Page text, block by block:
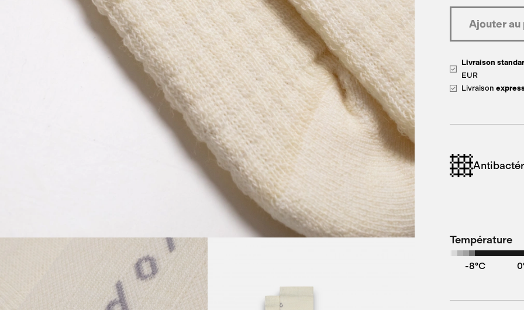
Livraison
EUR
Livraison
Température
-8°C